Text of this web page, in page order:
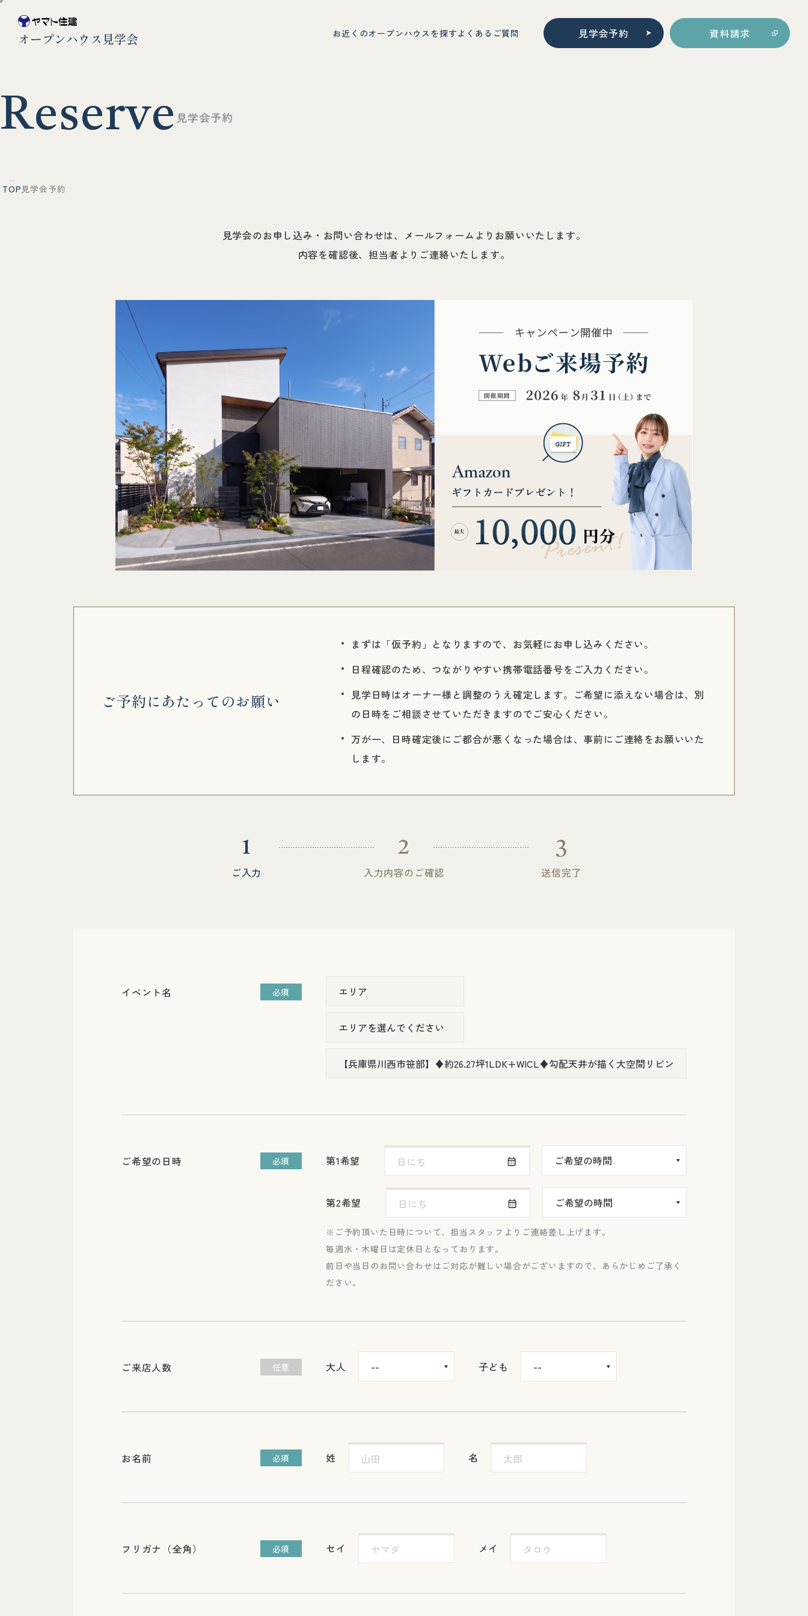
オープンハウス見学会 見学会予約 資料請求
お近くのオープンハウスを探すよくあるご質問
Reserve 見学会予約
TOP見学会予約
見学会のお申し込み・お問い合わせは、メールフォームよりお願いいたします。
内容を確認後、担当者よりご連絡いたします。
ご予約にあたってのお願い
まずは「仮予約」となりますので、お気軽にお申し込みください。
日程確認のため、つながりやすい携帯電話番号をご入力ください。
見学日時はオーナー様と調整のうえ確定します。ご希望に添えない場合は、別
の日時をご相談させていただきますのでご安心ください。
万が一、日時確定後にご都合が悪くなった場合は、事前にご連絡をお願いいた
します。
1
ご入力
2
入力内容の ご確認
3
送信完了
イベント名 必須
ご希望の日時 必須 第1希望
第2希望
ご予約頂いた日時について、担当スタッフよりご連絡差し上げます。
毎週水・木曜日は定休日となっております。
前日や当日のお問い合わせはご対応が難しい場合がございますので、あらかじめご了承く
ださい。
ご来店人数 任意 大人 子ども
お名前 必須 姓 名
フリガナ（全角） 必須 セイ メイ